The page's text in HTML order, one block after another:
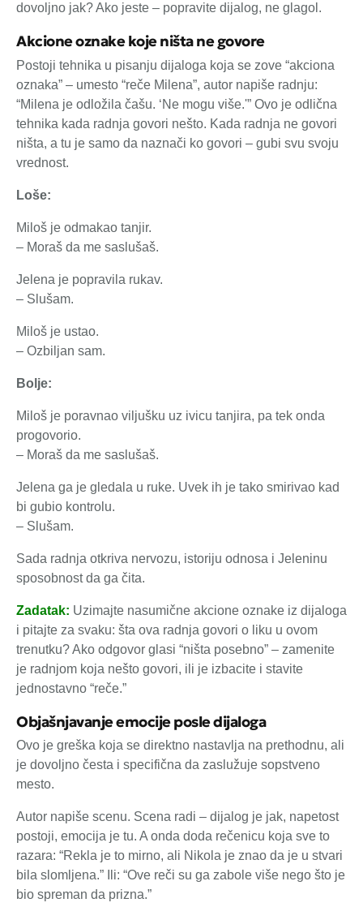
dovoljno jak? Ako jeste – popravite dijalog, ne glagol.
Akcione oznake koje ništa ne govore
Postoji tehnika u pisanju dijaloga koja se zove “akciona
oznaka” – umesto “reče Milena”, autor napiše radnju:
“Milena je odložila čašu. ‘Ne mogu više.'” Ovo je odlična
tehnika kada radnja govori nešto. Kada radnja ne govori
ništa, a tu je samo da naznači ko govori – gubi svu svoju
vrednost.
Loše:
Miloš je odmakao tanjir.
– Moraš da me saslušaš.
Jelena je popravila rukav.
– Slušam.
Miloš je ustao.
– Ozbiljan sam.
Bolje:
Miloš je poravnao viljušku uz ivicu tanjira, pa tek onda
progovorio.
– Moraš da me saslušaš.
Jelena ga je gledala u ruke. Uvek ih je tako smirivao kad
bi gubio kontrolu.
– Slušam.
Sada radnja otkriva nervozu, istoriju odnosa i Jeleninu
sposobnost da ga čita.
Zadatak: Uzimajte nasumične akcione oznake iz dijaloga
i pitajte za svaku: šta ova radnja govori o liku u ovom
trenutku? Ako odgovor glasi “ništa posebno” – zamenite
je radnjom koja nešto govori, ili je izbacite i stavite
jednostavno “reče.”
Objašnjavanje emocije posle dijaloga
Ovo je greška koja se direktno nastavlja na prethodnu, ali
je dovoljno česta i specifična da zaslužuje sopstveno
mesto.
Autor napiše scenu. Scena radi – dijalog je jak, napetost
postoji, emocija je tu. A onda doda rečenicu koja sve to
razara: “Rekla je to mirno, ali Nikola je znao da je u stvari
bila slomljena.” Ili: “Ove reči su ga zabole više nego što je
bio spreman da prizna.”